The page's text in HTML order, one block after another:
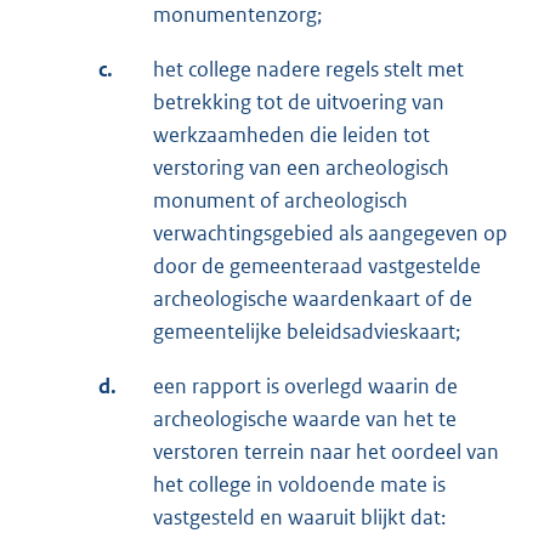
monumentenzorg;
c.
het college nadere regels stelt met
betrekking tot de uitvoering van
werkzaamheden die leiden tot
verstoring van een archeologisch
monument of archeologisch
verwachtingsgebied als aangegeven op
door de gemeenteraad vastgestelde
archeologische waardenkaart of de
gemeentelijke beleidsadvieskaart;
d.
een rapport is overlegd waarin de
archeologische waarde van het te
verstoren terrein naar het oordeel van
het college in voldoende mate is
vastgesteld en waaruit blijkt dat: